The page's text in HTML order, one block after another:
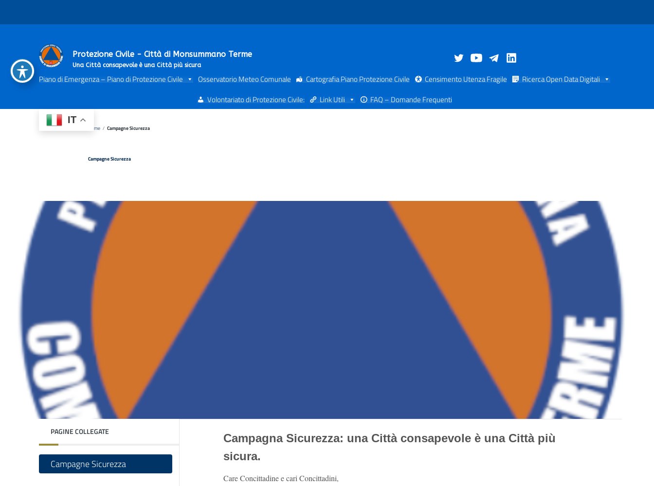
Protezione Civile - Città di Monsummano Terme
Una Città consapevole è una Città più sicura
Piano di Emergenza – Piano di Protezione Civile Osservatorio Meteo Comunale Cartografia Piano Protezione Civile Censimento Utenza Fragile
Ricerca Open Data Digitali
Volontariato di Protezione Civile:
Link Utili FAQ – Domande Frequenti
IT
Home / Campagne Sicurezza
Campagne Sicurezza
PAGINE COLLEGATE
Campagne Sicurezza
Campagna Sicurezza: una Città consapevole è una Città più
sicura.
Care Concittadine e cari Concittadini,